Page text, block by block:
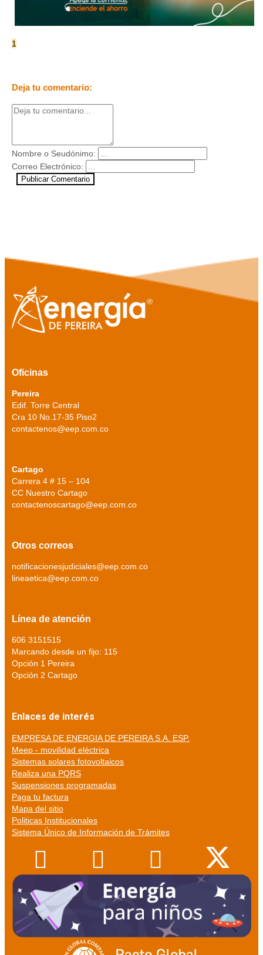
1
Deja tu comentario:
Nombre o Seudónimo:
Correo Electrónico:
Publicar Comentario
Oficinas
Pereira
Edif. Torre Central
Cra 10 No.17-35 Piso2
contactenos@eep.com.co
Cartago
Carrera 4 # 15 – 104
CC Nuestro Cartago
contactenoscartago@eep.com.co
Otros correos
notificacionesjudiciales@eep.com.co
lineaetica@eep.com.co
Línea de atención
606 3151515
Marcando desde un fijo: 115
Opción 1 Pereira
Opción 2 Cartago
Enlaces de interés
EMPRESA DE ENERGIA DE PEREIRA S.A. ESP.
Meep - movilidad eléctrica
Sistemas solares fotovoltaicos
Realiza una PQRS
Suspensiones programadas
Paga tu factura
Mapa del sitio
Politicas Institucionales
Sistema Único de Información de Trámites